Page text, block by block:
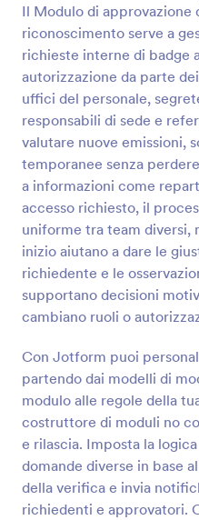
Il Modulo di approvazione
riconoscimento serve a
richieste interne di badge
autorizzazione da parte
uffici del personale,
responsabili di sede e
valutare nuove emissioni,
temporanee senza
a informazioni come
accesso richiesto, il
uniforme tra team diversi,
inizio aiutano a dare le
richiedente e le
supportano decisioni
cambiano ruoli o
Con Jotform puoi
partendo dai modelli di
modulo alle regole della
costruttore di moduli no
e rilascia. Imposta la
domande diverse in base
della verifica e invia
richiedenti e approvatori.
Modulo Di
Gestisci segnalazioni e
Modulo di richiesta di